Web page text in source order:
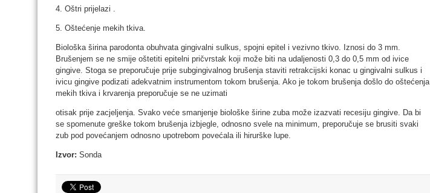
4. Oštri prijelazi .
5. Oštećenje mekih tkiva.
Biološka širina parodonta obuhvata gingivalni sulkus, spojni epitel i vezivno tkivo. Iznosi do 3 mm.
Brušenjem se ne smije oštetiti epitelni pričvrstak koji može biti na udaljenosti 0,3 do 0,5 mm od ivice
gingive. Stoga se preporučuje prije subgingivalnog brušenja staviti retrakcijski konac u gingivalni sulkus i
ivicu gingive podizati adekvatnim instrumentom tokom brušenja. Ako je tokom brušenja došlo do oštećenja
mekih tkiva i krvarenja preporučuje se ne uzimati
otisak prije zacjeljenja. Svako veće smanjenje biološke širine zuba može izazvati recesiju gingive. Da bi
se spomenute greške tokom brušenja izbjegle, odnosno svele na minimum, preporučuje se brusiti svaki
zub pod povećanjem odnosno upotrebom povećala ili hirurške lupe.
Izvor: Sonda